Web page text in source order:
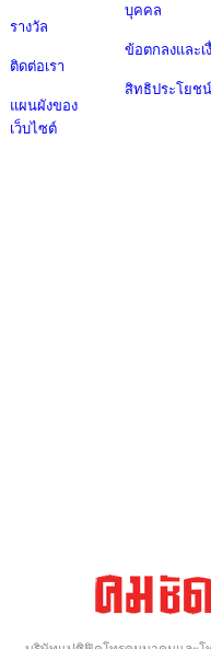
รางวัล
ติดต่อเรา
แผนผังของ
เว็บไซต์
บุคคล
ข้อตกลงและเ
สิทธิประโยช